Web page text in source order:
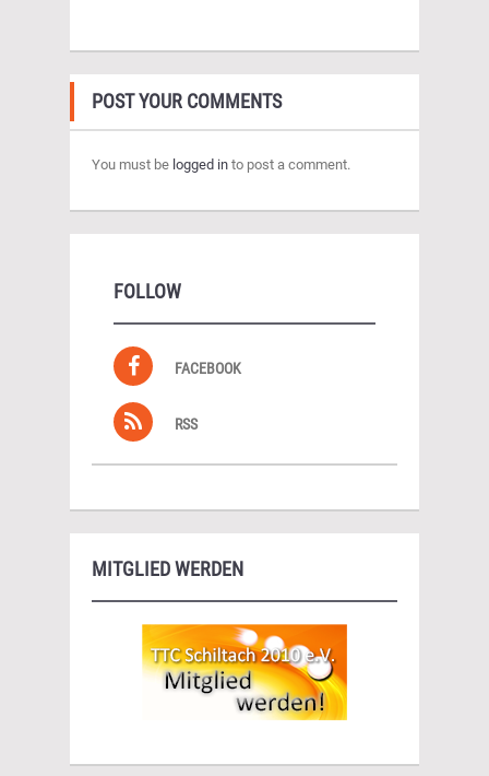
POST YOUR COMMENTS
You must be logged in to post a comment.
FOLLOW
FACEBOOK
RSS
MITGLIED WERDEN